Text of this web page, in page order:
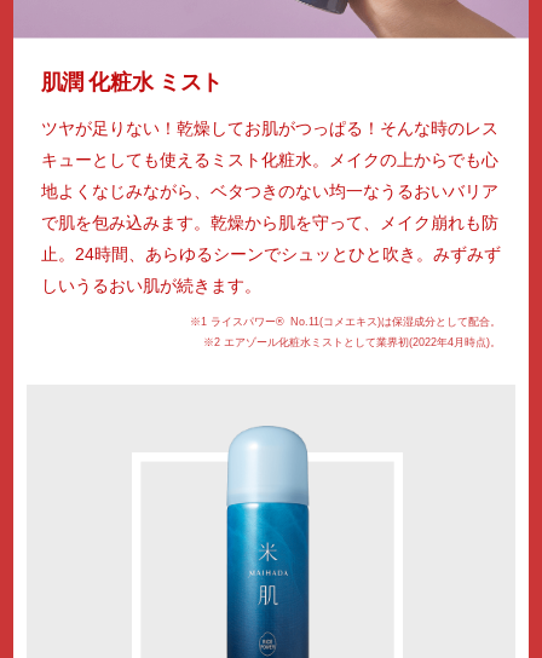
肌潤 化粧水 ミスト
ツヤが足りない！乾燥してお肌がつっぱる！そんな時のレス
キューとしても使えるミスト化粧水。メイクの上からでも心
地よくなじみながら、ベタつきのない均一なうるおいバリア
で肌を包み込みます。乾燥から肌を守って、メイク崩れも防
止。24時間、あらゆるシーンでシュッとひと吹き。みずみず
しいうるおい肌が続きます。
※1 ライスパワー® No.11(コメエキス)は保湿成分として配合。
※2 エアゾール化粧水ミストとして業界初(2022年4月時点)。